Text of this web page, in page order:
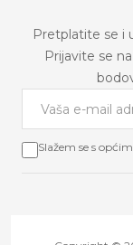
Proizvodi na
Novi proizvodi
Najprodavaniji
Mapa stranice
Internetsko
Česta pitanja
Uvjeti kupnje
Sigurnost
Načini plaćanja
Kolačići (eng.
Pretplatite se i
Prijavite se
Slažem se s